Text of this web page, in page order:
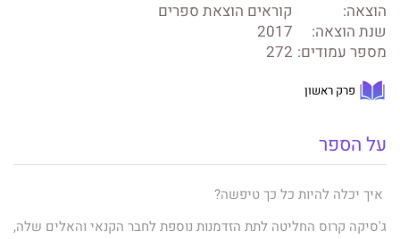
הוצאה:
קוראים הוצאת ספרים
שנת הוצאה:
2017
מספר עמודים: 272
פרק ראשון
על הספר
איך יכלה להיות כל כך טיפשה?
ג'סיקה קרוס החליטה לתת הזדמנות נוספת לחבר הקנאי והאלים שלה,